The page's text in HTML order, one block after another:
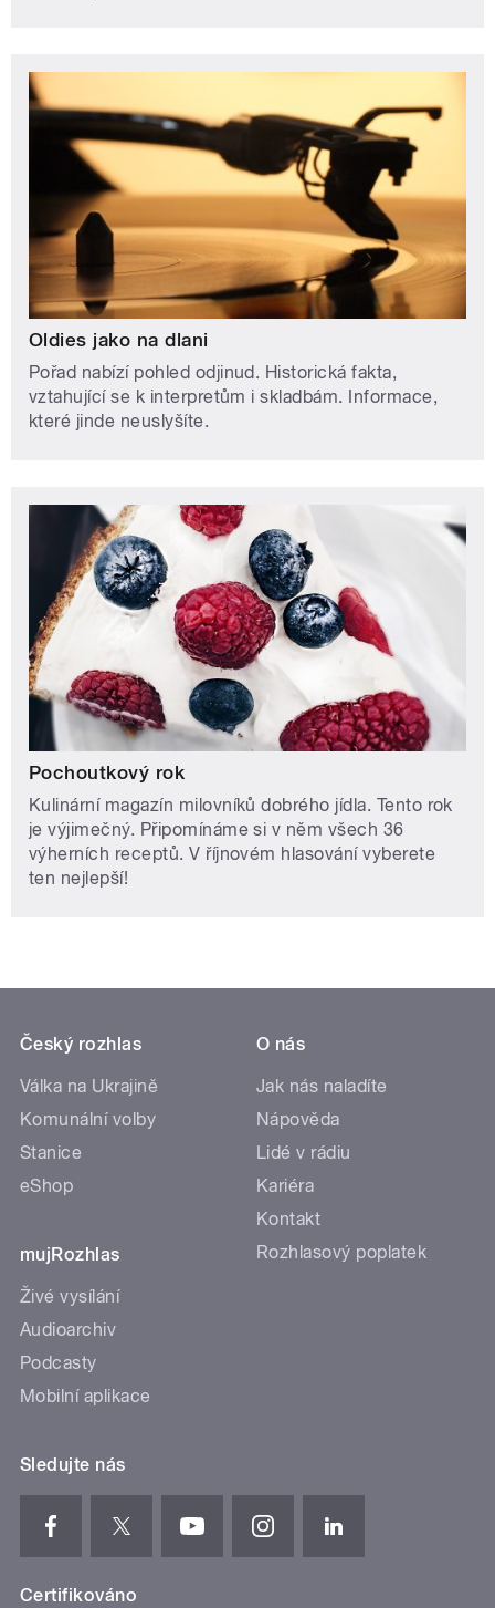
Oldies jako na dlani
Pořad nabízí pohled odjinud. Historická fakta,
vztahující se k interpretům i skladbám. Informace,
které jinde neuslyšíte.
Pochoutkový rok
Kulinární magazín milovníků dobrého jídla. Tento rok
je výjimečný. Připomínáme si v něm všech 36
výherních receptů. V říjnovém hlasování vyberete
ten nejlepší!
Český rozhlas
Válka na Ukrajině
Komunální volby
Stanice
eShop
mujRozhlas
Živé vysílání
Audioarchiv
Podcasty
Mobilní aplikace
O nás
Jak nás naladíte
Nápověda
Lidé v rádiu
Kariéra
Kontakt
Rozhlasový poplatek
Sledujte nás
Certifikováno